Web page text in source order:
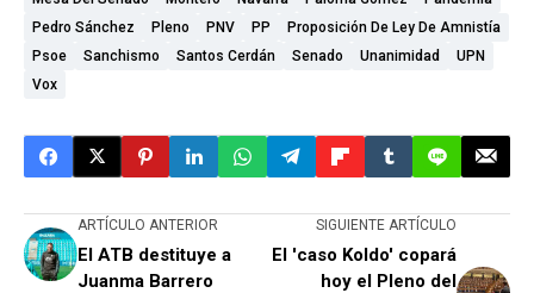
Pedro Sánchez
Pleno PNV PP
Proposición De Ley De Amnistía
Psoe
Sanchismo Santos Cerdán Senado Unanimidad
UPN
Vox
ARTÍCULO ANTERIOR
El ATB destituye a
Juanma Barrero
SIGUIENTE ARTÍCULO
El 'caso Koldo' copará
hoy el Pleno del